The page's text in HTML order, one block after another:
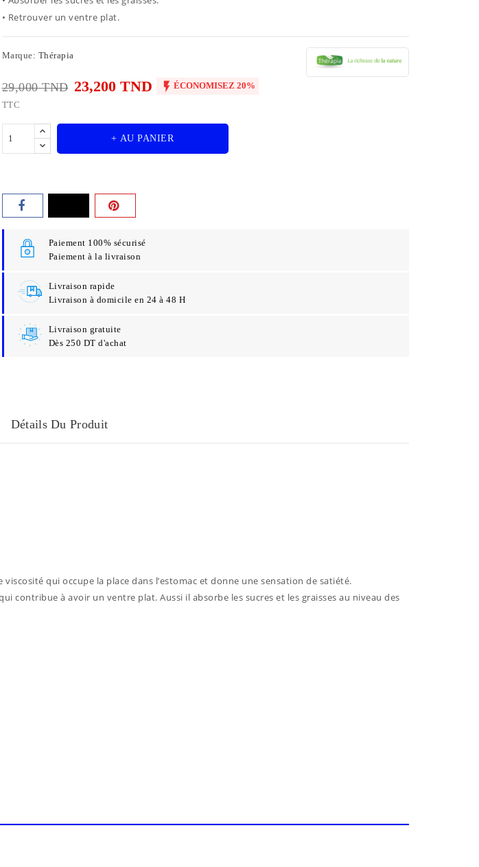
• Retrouver un ventre plat.
Marque: Thérapia
29,000 TND 23,200 TND  ÉCONOMISEZ 20%
TTC
+ AU PANIER
Paiement 100% sécurisé
Paiement à la livraison
Livraison rapide
Livraison à domicile en 24 à 48 H
Livraison gratuite
Dès 250 DT d'achat
Détails Du Produit
qui occupe la place dans l’estomac et donne une sensation de satiété.
contribue à avoir un ventre plat. Aussi il absorbe les sucres et les graisses au niveau des